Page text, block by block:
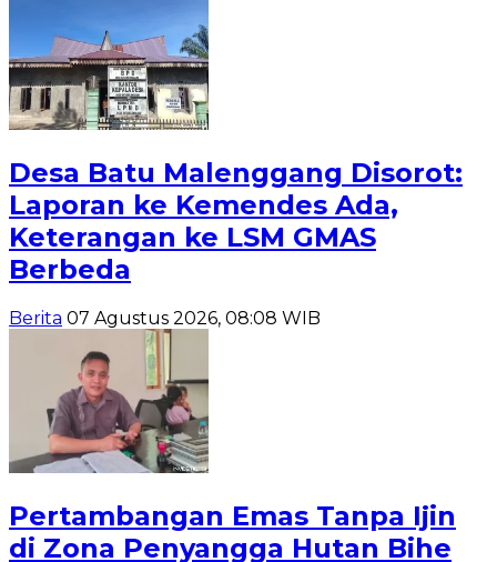
Desa Batu Malenggang Disorot:
Laporan ke Kemendes Ada,
Keterangan ke LSM GMAS
Berbeda
Berita 07 Agustus 2026, 08:08 WIB
Pertambangan Emas Tanpa Ijin
di Zona Penyangga Hutan Bihe